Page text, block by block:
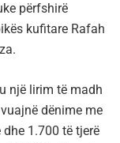
përfshirë
kufitare Rafah
një lirim të madh
dënime me
1.700 të tjerë